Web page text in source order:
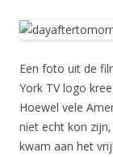
Een foto uit de
York TV logo
Hoewel vele
niet echt kon
kwam aan het